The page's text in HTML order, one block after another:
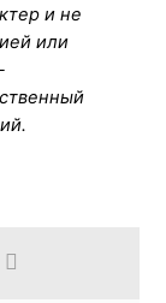
и не
или